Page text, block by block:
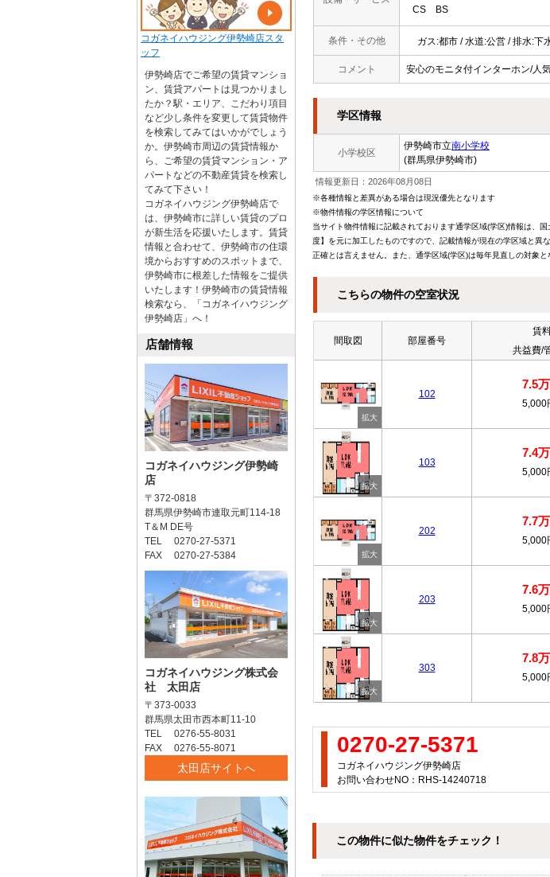
CS
BS
条件・その他 ガス:都市 / 水道:公営 / 排水:下
コメント 安心のモニタ付インターホン/人
学区情報
小学校区
伊勢崎市立南小学校
(群馬県伊勢崎市)
情報更新日：2026年08月08日
※各種情報と差異がある場合は現況優先となります
※物件情報の学区情報について
当サイト物件情報に記載されております通学区域(学区)情報は、
度】を元に加工したものですので、記載情報が現在の学区域と異
正確とは言えません。また、通学区域(学区)は毎年見直しの対象
こちらの物件の空室状況
間取図 部屋番号
賃
共益費/
102
7.5
5,000
103
7.4
5,000
202
7.7
5,000
203
7.6
5,000
303
7.8
5,000
0270-27-5371
コガネイハウジング伊勢崎店
お問い合わせNO：RHS-14240718
この物件に似た物件をチェック！
コガネイハウジング伊勢崎店スタ
ッフ
伊勢崎店でご希望の賃貸マンショ
ン、賃貸アパートは見つかりまし
たか？駅・エリア、こだわり項目
など少し条件を変更して賃貸物件
を検索してみてはいかがでしょう
か。伊勢崎市周辺の賃貸情報か
ら、ご希望の賃貸マンション・ア
パートなどの不動産賃貸を検索し
てみて下さい！
コガネイハウジング伊勢崎店で
は、伊勢崎市に詳しい賃貸のプロ
が新生活を応援いたします。賃貸
情報と合わせて、伊勢崎市の住環
境からおすすめのスポットまで、
伊勢崎市に根差した情報をご提供
いたします！伊勢崎市の賃貸情報
検索なら、「コガネイハウジング
伊勢崎店」へ！
店舗情報
コガネイハウジング伊勢崎
店
〒372-0818
群馬県伊勢崎市連取元町114-18
T＆M DE号
TEL 0270-27-5371
FAX 0270-27-5384
コガネイハウジング株式会
社 太田店
〒373-0033
群馬県太田市西本町11-10
TEL 0276-55-8031
FAX 0276-55-8071
太田店サイトへ